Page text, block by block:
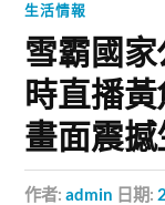
生活情報
雪霸國
時直播
畫面震撼
作者:admin 日期: